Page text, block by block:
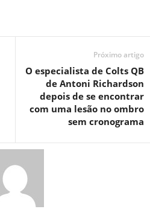
Próximo artigo
O especialista de Colts QB
de Antoni Richardson
depois de se encontrar
com uma lesão no ombro
sem cronograma